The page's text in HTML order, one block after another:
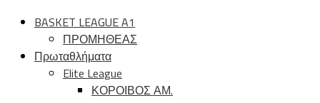
BASKET LEAGUE A1
ΠΡΟΜΗΘΕΑΣ
Πρωταθλήματα
Elite League
ΚΟΡΟΙΒΟΣ ΑΜ.